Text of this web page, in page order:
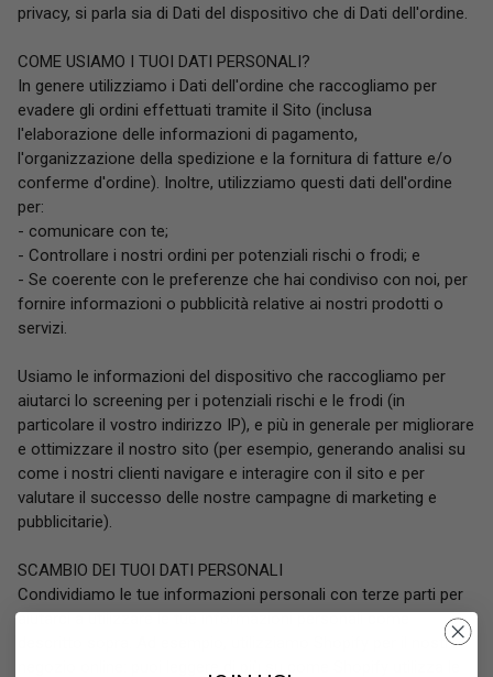
privacy, si parla sia di Dati del dispositivo che di Dati dell'ordine.
COME USIAMO I TUOI DATI PERSONALI?
In genere utilizziamo i Dati dell'ordine che raccogliamo per
evadere gli ordini effettuati tramite il Sito (inclusa
l'elaborazione delle informazioni di pagamento,
l'organizzazione della spedizione e la fornitura di fatture e/o
conferme d'ordine). Inoltre, utilizziamo questi dati dell'ordine
per:
- comunicare con te;
- Controllare i nostri ordini per potenziali rischi o frodi; e
- Se coerente con le preferenze che hai condiviso con noi, per
fornire informazioni o pubblicità relative ai nostri prodotti o
servizi.
Usiamo le informazioni del dispositivo che raccogliamo per
aiutarci lo screening per i potenziali rischi e le frodi (in
particolare il vostro indirizzo IP), e più in generale per migliorare
e ottimizzare il nostro sito (per esempio, generando analisi su
come i nostri clienti navigare e interagire con il sito e per
valutare il successo delle nostre campagne di marketing e
pubblicitarie).
SCAMBIO DEI TUOI DATI PERSONALI
Condividiamo le tue informazioni personali con terze parti per
aiutarci a utilizzare le tue informazioni personali come
descritto sopra. Ad esempio, utilizziamo Shopify per il nostro